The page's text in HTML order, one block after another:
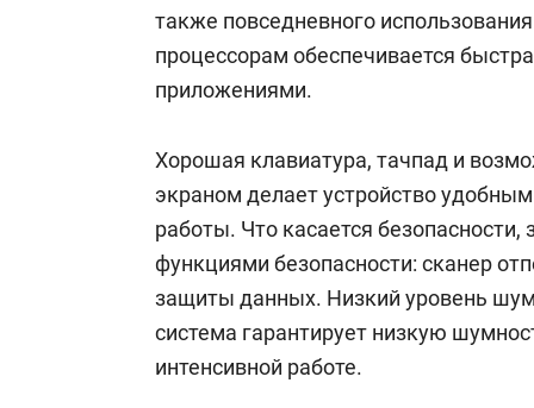
также повседневного
процессорам обеспечивается
приложениями.
Хорошая клавиатура, тачпад и
экраном делает устройство
работы. Что касается
функциями безопасности: сканер
защиты данных. Низкий уровень
система гарантирует низкую
интенсивной работе.